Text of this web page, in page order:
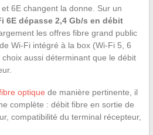
6E changent la donne. Sur un
6E dépasse 2,4 Gb/s en débit
les offres fibre grand public
Wi-Fi intégré à la box (Wi-Fi 5, 6
aussi déterminant que le débit
optique de manière pertinente, il
complète : débit fibre en sortie de
compatibilité du terminal récepteur,